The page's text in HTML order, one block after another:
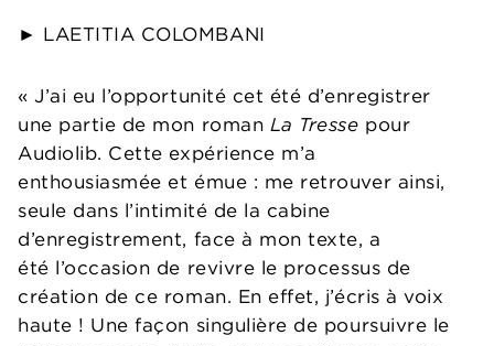
► LAETITIA COLOMBANI
« J’ai eu l’opportunité cet été d’enregistrer
une partie de mon roman La Tresse pour
Audiolib. Cette expérience m’a
enthousiasmée et émue : me retrouver ainsi,
seule dans l’intimité de la cabine
d’enregistrement, face à mon texte, a
été l’occasion de revivre le processus de
création de ce roman. En effet, j’écris à voix
haute ! Une façon singulière de poursuivre le